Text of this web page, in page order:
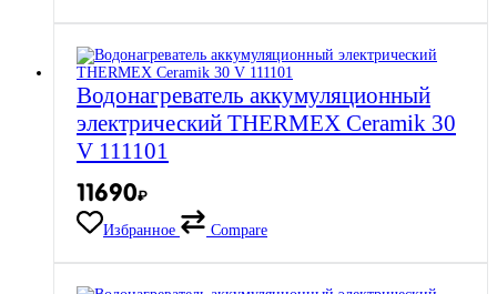
Водонагреватель аккумуляционный
электрический THERMEX Ceramik 30
V 111101
11690₽
Избранное Compare